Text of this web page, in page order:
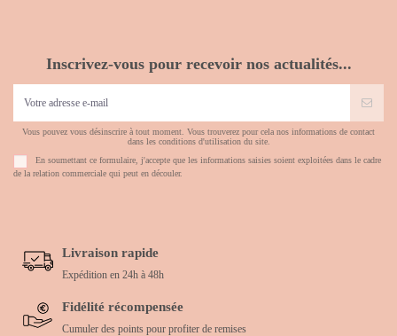
Inscrivez-vous pour recevoir nos actualités...
Vous pouvez vous désinscrire à tout moment. Vous trouverez pour cela nos informations de contact
dans les conditions d'utilisation du site.
En soumettant ce formulaire, j'accepte que les informations saisies soient exploitées dans le cadre
de la relation commerciale qui peut en découler.
Livraison rapide
Expédition en 24h à 48h
Fidélité récompensée
Cumuler des points pour profiter de remises